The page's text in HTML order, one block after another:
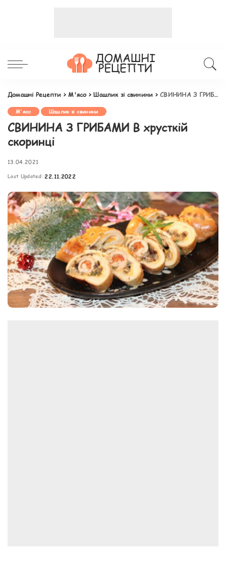
Домашні Рецепти >М'ясо>Шашлик зі свинини >СВИНИНА З ГРИБАМИ В хрусткій скоринці
М'ясо Шашлик зі свинини
СВИНИНА З ГРИБАМИ В хрусткій
скоринці
13.04.2021
Last Updated: 22.11.2022